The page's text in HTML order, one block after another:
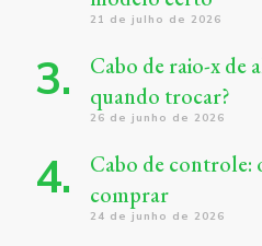
21 de julho de 2026
Cabo de raio-x de
quando trocar?
26 de junho de 2026
Cabo de controle:
comprar
24 de junho de 2026